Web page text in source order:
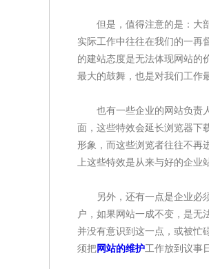
但是，值得注意的是：大部
实际工作中往往在我们的一再
的建站态度是无法体现网站的
最大的鼓舞，也是对我们工作
也有一些企业的网站负责人
面，这些特效会延长浏览器下
形象，而这些浏览者往往不再
上这些特效是从来与好的企业
另外，还有一点是企业必须
户，如果网站一成不变，是无
并没有意识到这一点，或被忙
须把网站的维护工作放到议事